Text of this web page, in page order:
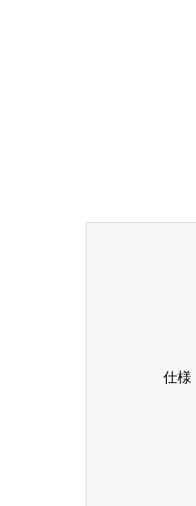
仕様